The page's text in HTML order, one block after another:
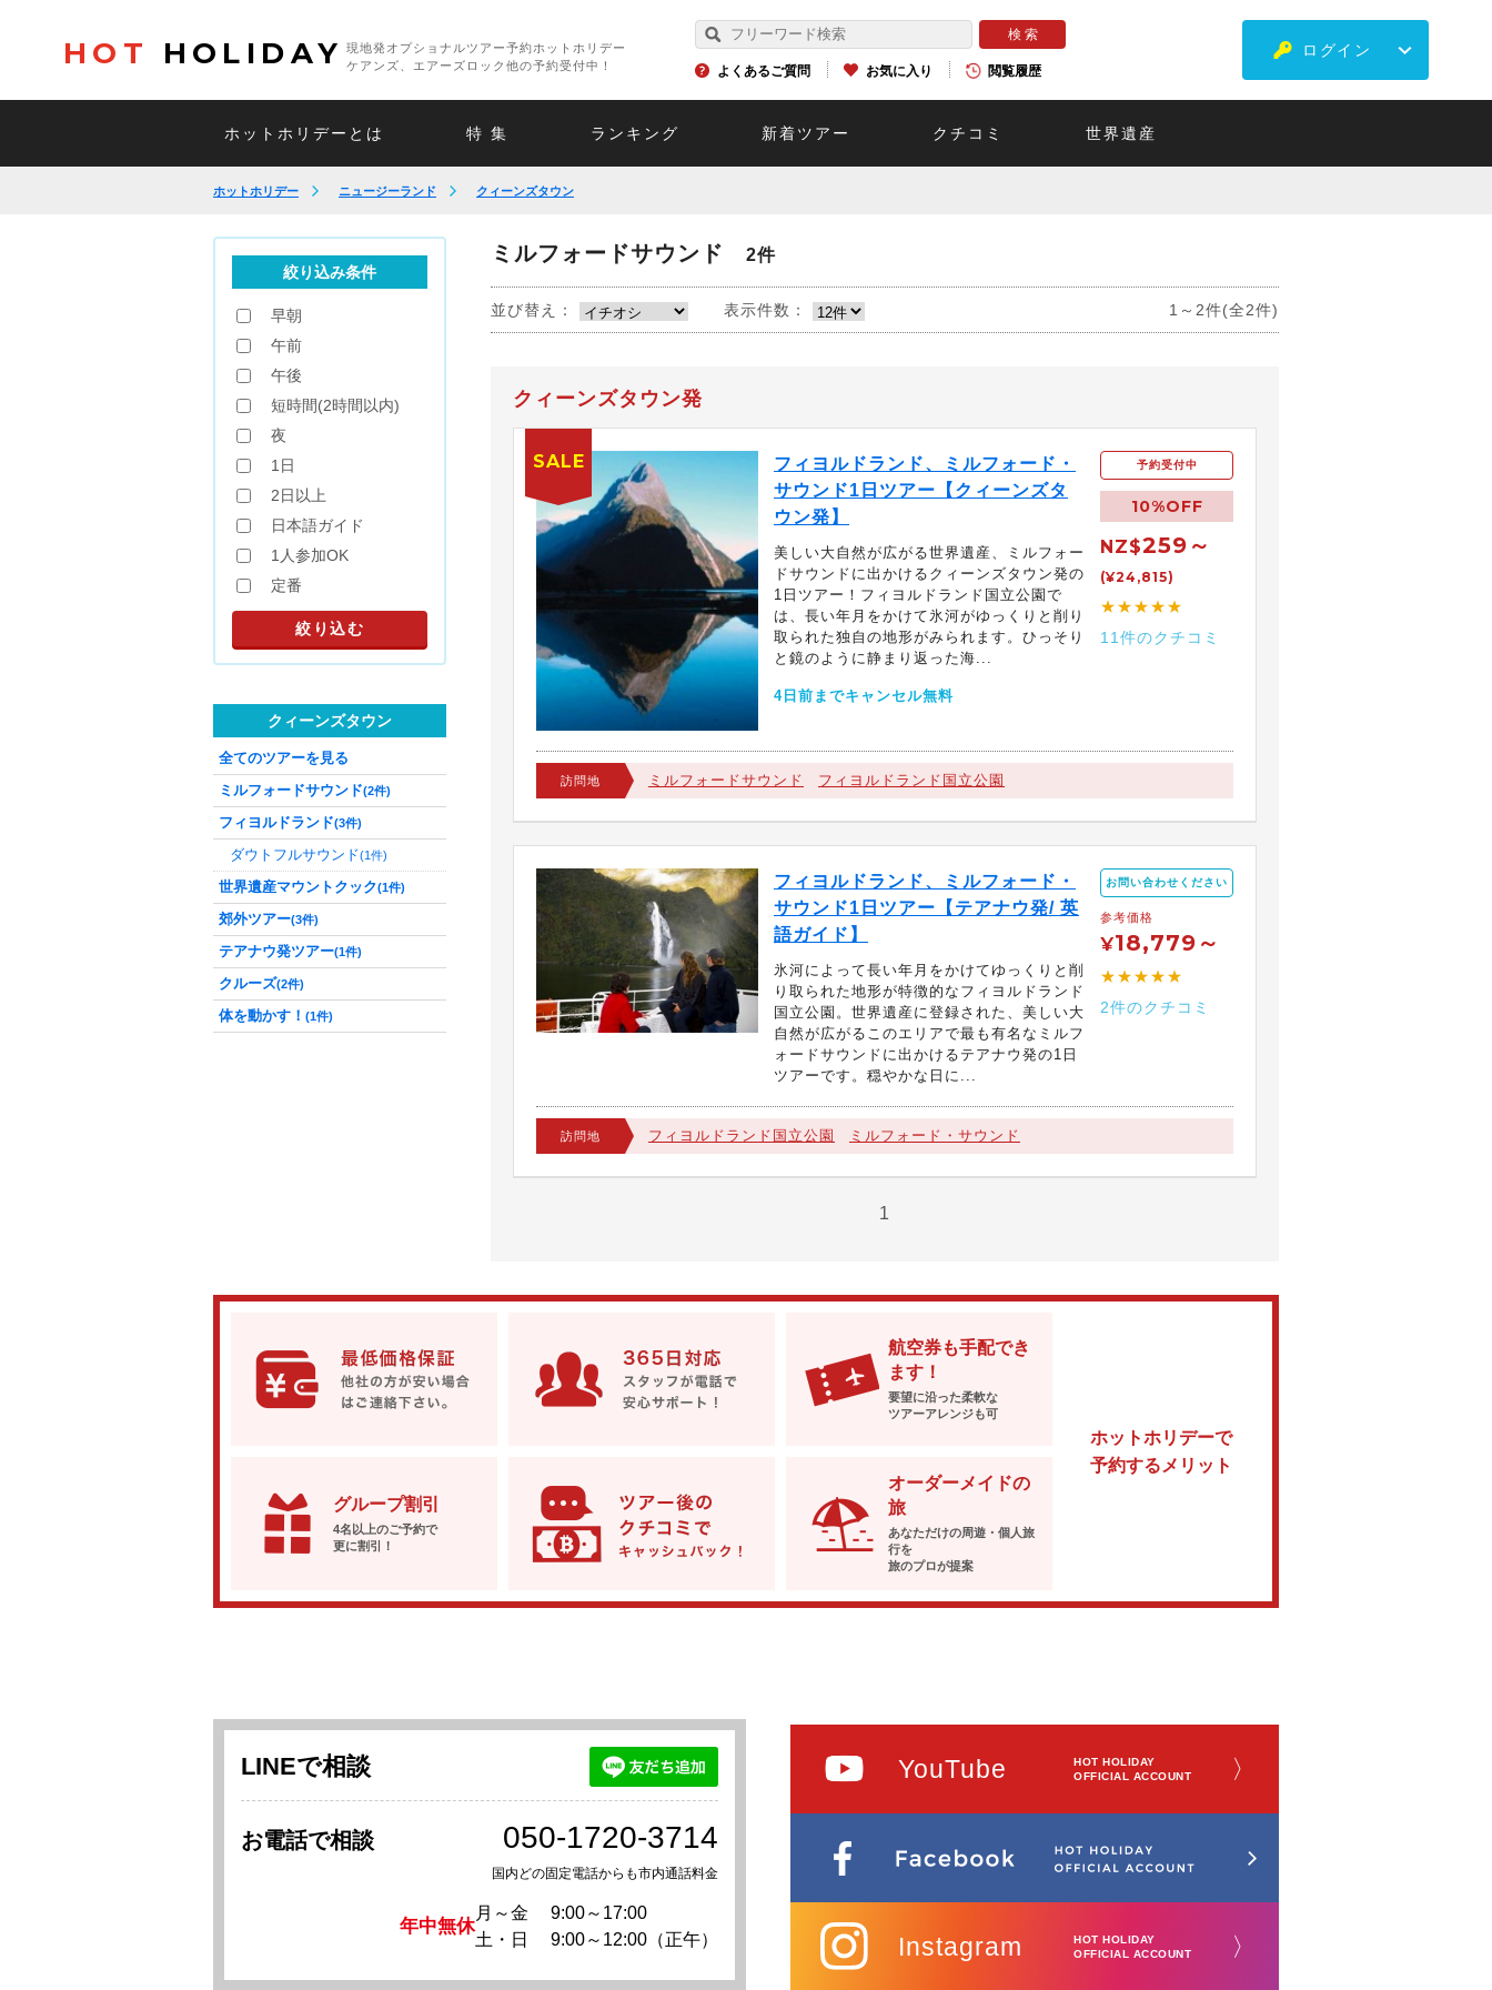
HOT HOLIDAY
現地発オプショナルツアー予約ホットホリデー
ケアンズ、エアーズロック他の予約受付中！
よくあるご質問 お気に入り 閲覧履歴
ログイン
ホットホリデーとは 特 集 ランキング 新着ツアー クチコミ 世界遺産
ホットホリデー ニュージーランド クィーンズタウン
ミルフォードサウンド 2件
並び替え： 表示件数： 1～2件(全2件)
クィーンズタウン発
フィヨルドランド、ミルフォード・
サウンド1日ツアー【クィーンズタ
ウン発】
美しい大自然が広がる世界遺産、ミルフォー
ドサウンドに出かけるクィーンズタウン発の
1日ツアー！フィヨルドランド国立公園で
は、長い年月をかけて氷河がゆっくりと削り
取られた独自の地形がみられます。ひっそり
と鏡のように静まり返った海...
4日前までキャンセル無料
予約受付中
10%OFF
NZ$259～
(¥24,815)
★★★★★
11件のクチコミ
訪問地 ミルフォードサウンド フィヨルドランド国立公園
SALE
フィヨルドランド、ミルフォード・
サウンド1日ツアー【テアナウ発/ 英
語ガイド】
氷河によって長い年月をかけてゆっくりと削
り取られた地形が特徴的なフィヨルドランド
国立公園。世界遺産に登録された、美しい大
自然が広がるこのエリアで最も有名なミルフ
ォードサウンドに出かけるテアナウ発の1日
ツアーです。穏やかな日に...
お問い合わせください
参考価格
¥18,779～
★★★★★
2件のクチコミ
訪問地 フィヨルドランド国立公園 ミルフォード・サウンド
1
絞り込み条件
早朝
午前
午後
短時間(2時間以内)
夜
1日
2日以上
日本語ガイド
1人参加OK
定番
クィーンズタウン
全てのツアーを見る
ミルフォードサウンド(2件)
フィヨルドランド(3件)
ダウトフルサウンド(1件)
世界遺産マウントクック(1件)
郊外ツアー(3件)
テアナウ発ツアー(1件)
クルーズ(2件)
体を動かす！ (1件)
ホットホリデーで
予約するメリット
航空券も手配でき
ます！
要望に沿った柔軟な
ツアーアレンジも可
グループ割引
4名以上のご予約で
更に割引！
オーダーメイドの
旅
あなただけの周遊・個人旅
行を
旅のプロが提案
LINEで相談
お電話で相談 050-1720-3714
国内どの固定電話からも市内通話料金
年中無休
月～金
9:00～17:00
土・日
9:00～12:00（正午）
YouTube
HOT HOLIDAY
OFFICIAL ACCOUNT
〉
Instagram
HOT HOLIDAY
OFFICIAL ACCOUNT
〉